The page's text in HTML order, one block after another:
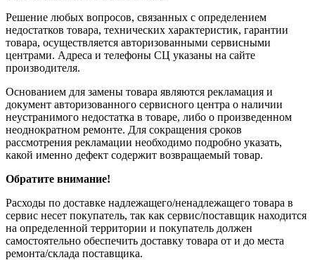
Решение любых вопросов, связанных с определением
недостатков товара, технических характеристик, гарантии
товара, осуществляется авторизованными сервисными
центрами. Адреса и телефоны СЦ указаны на сайте
производителя.
Основанием для замены товара являются рекламация и
документ авторизованного сервисного центра о наличии
неустранимого недостатка в товаре, либо о произведенном
неоднократном ремонте. Для сокращения сроков
рассмотрения рекламации необходимо подробно указать,
какой именно дефект содержит возвращаемый товар.
Обратите внимание!
Расходы по доставке надлежащего/ненадлежащего товара в
сервис несет покупатель, так как сервис/поставщик находится
на определенной территории и покупатель должен
самостоятельно обеспечить доставку товара от и до места
ремонта/склада поставщика.